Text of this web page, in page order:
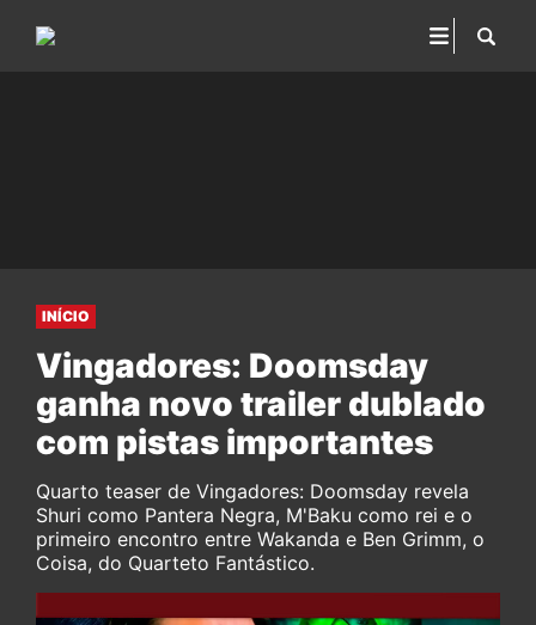
INÍCIO
Vingadores: Doomsday
ganha novo trailer dublado
com pistas importantes
Quarto teaser de Vingadores: Doomsday revela
Shuri como Pantera Negra, M'Baku como rei e o
primeiro encontro entre Wakanda e Ben Grimm, o
Coisa, do Quarteto Fantástico.